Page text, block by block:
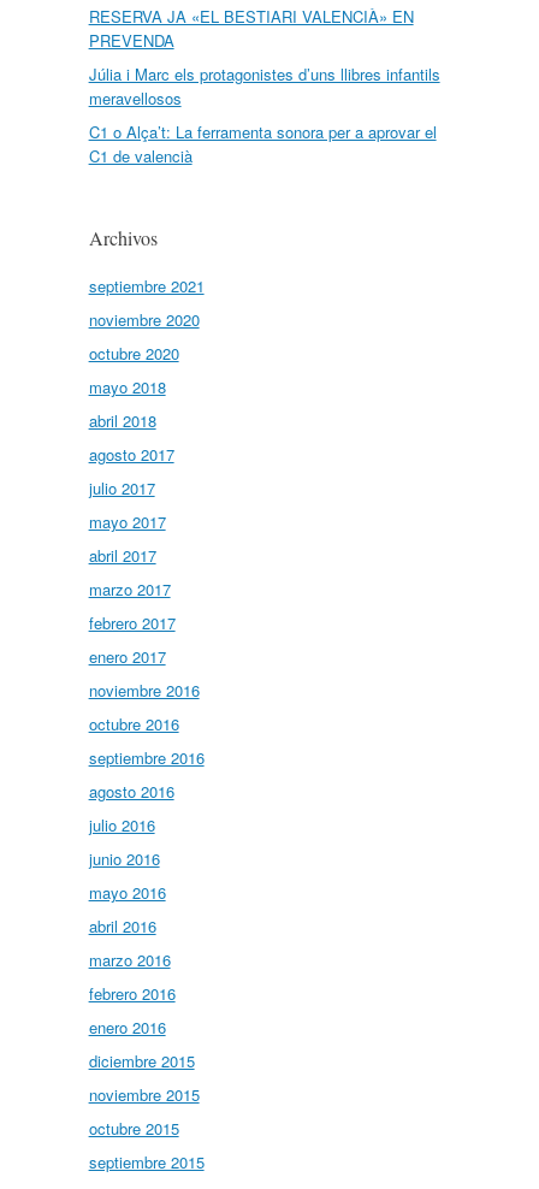
RESERVA JA «EL BESTIARI VALENCIÀ» EN
PREVENDA
Júlia i Marc els protagonistes d’uns llibres infantils
meravellosos
C1 o Alça’t: La ferramenta sonora per a aprovar el
C1 de valencià
Archivos
septiembre 2021
noviembre 2020
octubre 2020
mayo 2018
abril 2018
agosto 2017
julio 2017
mayo 2017
abril 2017
marzo 2017
febrero 2017
enero 2017
noviembre 2016
octubre 2016
septiembre 2016
agosto 2016
julio 2016
junio 2016
mayo 2016
abril 2016
marzo 2016
febrero 2016
enero 2016
diciembre 2015
noviembre 2015
octubre 2015
septiembre 2015